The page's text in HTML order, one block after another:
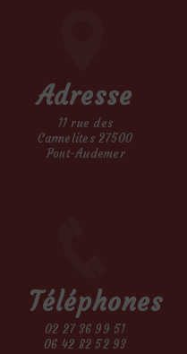
Adresse
11 rue des
Carmelites 27500
Pont-Audemer
Téléphones
02 27 36 99 51
06 42 82 52 93